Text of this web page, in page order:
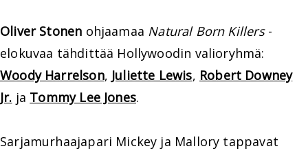
Oliver Stonen ohjaamaa Natural Born Killers-
elokuvaa tähdittää Hollywoodin valioryhmä:
Woody Harrelson, Juliette Lewis, Robert Downey
Jr. ja Tommy Lee Jones.
Sarjamurhaajapari Mickey ja Mallory tappavat